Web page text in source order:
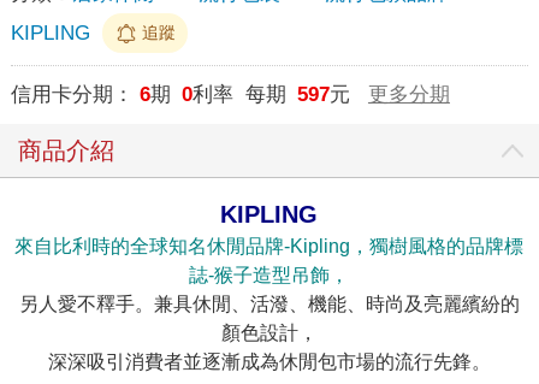
KIPLING
追蹤
信用卡分期： 6期 0利率 每期 597元 更多分期
商品介紹
KIPLING
來自比利時的全球知名休閒品牌-Kipling，獨樹風格的品牌標
誌-猴子造型吊飾，
另人愛不釋手。兼具休閒、活潑、機能、時尚及亮麗繽紛的
顏色設計，
深深吸引消費者並逐漸成為休閒包市場的流行先鋒。